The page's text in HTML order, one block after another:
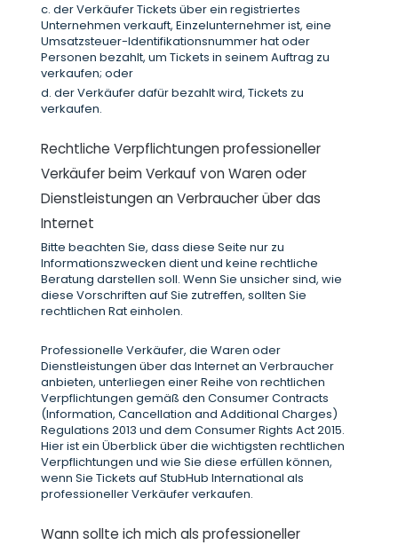
c. der Verkäufer Tickets über ein registriertes
Unternehmen verkauft, Einzelunternehmer ist, eine
Umsatzsteuer-Identifikationsnummer hat oder
Personen bezahlt, um Tickets in seinem Auftrag zu
verkaufen; oder
d. der Verkäufer dafür bezahlt wird, Tickets zu
verkaufen.
Rechtliche Verpflichtungen professioneller
Verkäufer beim Verkauf von Waren oder
Dienstleistungen an Verbraucher über das
Internet
Bitte beachten Sie, dass diese Seite nur zu
Informationszwecken dient und keine rechtliche
Beratung darstellen soll. Wenn Sie unsicher sind, wie
diese Vorschriften auf Sie zutreffen, sollten Sie
rechtlichen Rat einholen.
Professionelle Verkäufer, die Waren oder
Dienstleistungen über das Internet an Verbraucher
anbieten, unterliegen einer Reihe von rechtlichen
Verpflichtungen gemäß den Consumer Contracts
(Information, Cancellation and Additional Charges)
Regulations 2013 und dem Consumer Rights Act 2015.
Hier ist ein Überblick über die wichtigsten rechtlichen
Verpflichtungen und wie Sie diese erfüllen können,
wenn Sie Tickets auf StubHub International als
professioneller Verkäufer verkaufen.
Wann sollte ich mich als professioneller